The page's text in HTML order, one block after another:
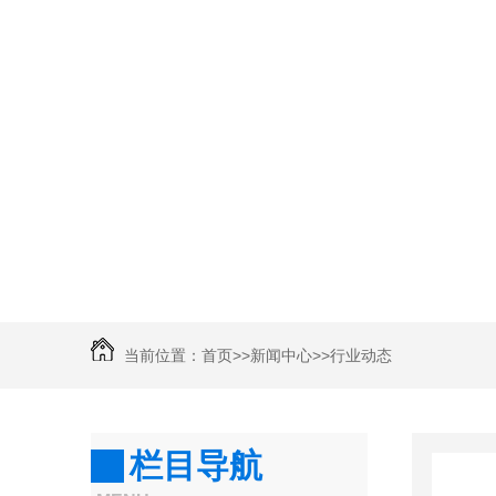
当前位置： 首页>>新闻中心>>行业动态
栏目导航